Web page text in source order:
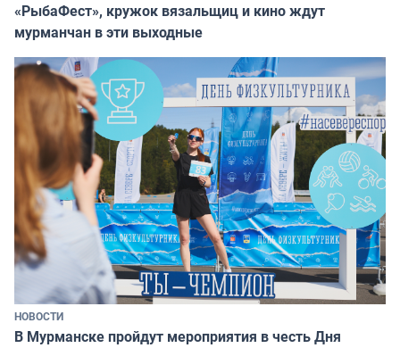
«РыбаФест», кружок вязальщиц и кино ждут
мурманчан в эти выходные
НОВОСТИ
В Мурманске пройдут мероприятия в честь Дня